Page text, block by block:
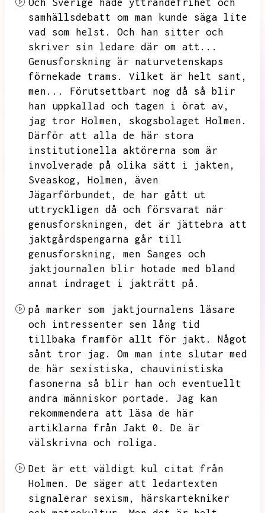
Och Sverige hade yttrandefrihet och
samhällsdebatt om man kunde säga lite
vad som helst.
Och han sitter och
skriver sin ledare där om att...
Genusforskning är naturvetenskaps
förnekade trams.
Vilket är helt sant,
men...
Förutsettbart nog då så blir
han uppkallad och tagen i örat av,
jag tror Holmen,
skogsbolaget Holmen.
Därför att alla de här stora
institutionella aktörerna som är
involverade på olika sätt i jakten,
Sveaskog,
Holmen,
även
Jägarförbundet,
de har gått ut
uttryckligen då och försvarat när
genusforskningen,
det är jättebra att
jaktgårdspengarna går till
genusforskning,
men Sanges och
jaktjournalen blir hotade med bland
annat indraget i jakträtt på.
på marker som jaktjournalens läsare
och intressenter sen lång tid
tillbaka framför allt för jakt.
Något
sånt tror jag.
Om man inte slutar med
de här sexistiska,
chauvinistiska
fasonerna så blir han och eventuellt
andra människor portade.
Jag kan
rekommendera att läsa de här
artiklarna från Jakt 0.
De är
välskrivna och roliga.
Det är ett väldigt kul citat från
Holmen.
De säger att ledartexten
signalerar sexism,
härskartekniker